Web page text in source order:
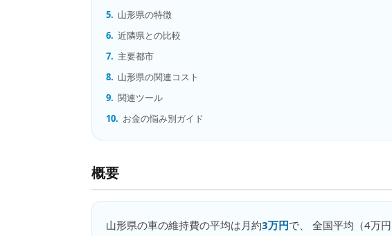
5. 山形県の特徴
6. 近隣県との比較
7. 主要都市
8. 山形県の関連コスト
9. 関連ツール
10. お金の悩み別ガイド
概要
山形県の車の維持費の平均は月約3万円で、 全国平均（4万円